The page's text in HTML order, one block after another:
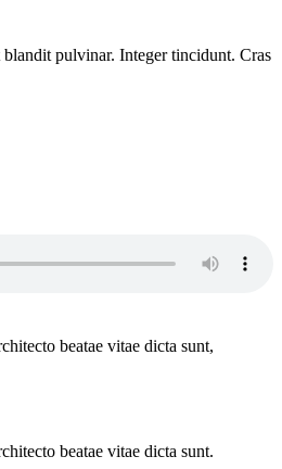
blandit pulvinar. Integer tincidunt. Cras
beatae vitae dicta sunt,
beatae vitae dicta sunt.